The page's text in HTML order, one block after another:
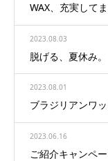
WAX、充実して
2023.08.03
脱げる、夏休み。
2023.08.01
ブラジリアンワ
2023.06.16
ご紹介キャンペ